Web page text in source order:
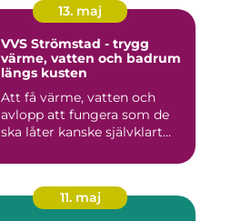
13. maj
VVS Strömstad - trygg
värme, vatten och badrum
längs kusten
Att få värme, vatten och
avlopp att fungera som de
ska låter kanske självklart...
11. maj